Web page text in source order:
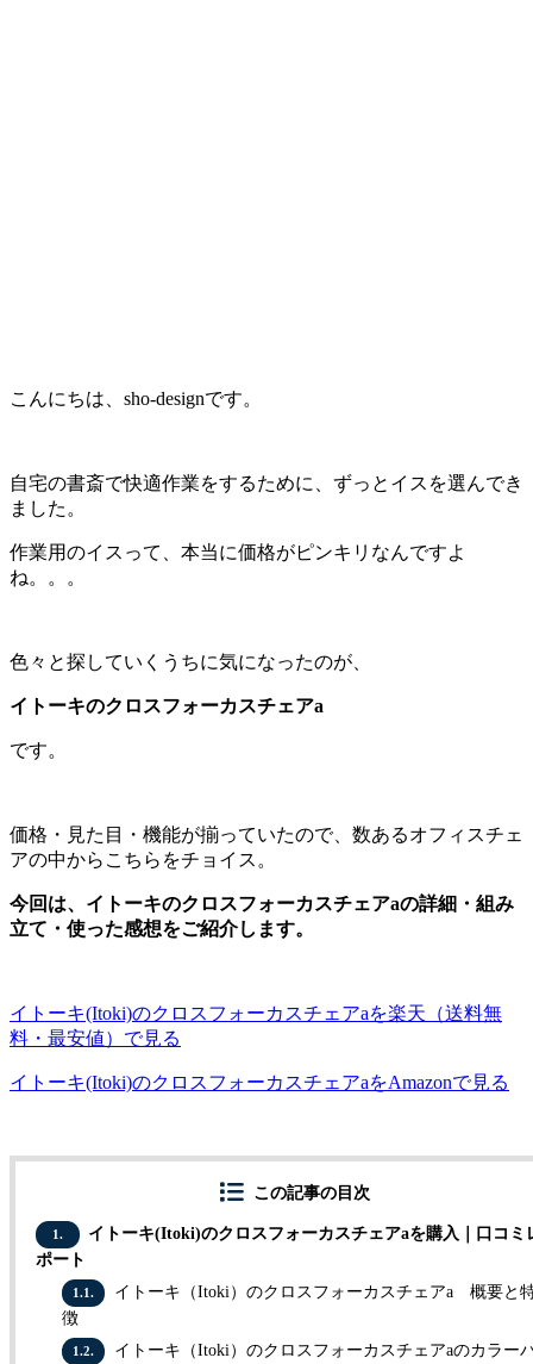
こんにちは、sho-designです。
自宅の書斎で快適作業をするために、ずっとイスを選んでき
ました。
作業用のイスって、本当に価格がピンキリなんですよ
ね。。。
色々と探していくうちに気になったのが、
イトーキのクロスフォーカスチェアa
です。
価格・見た目・機能が揃っていたので、数あるオフィスチェ
アの中からこちらをチョイス。
今回は、イトーキのクロスフォーカスチェアaの詳細・組み
立て・使った感想をご紹介します。
イトーキ(Itoki)のクロスフォーカスチェアaを楽天（送料無
料・最安値）で見る
イトーキ(Itoki)のクロスフォーカスチェアaをAmazonで見る
この記事の目次
1.
イトーキ(Itoki)のクロスフォーカスチェアaを購入｜口コミ
ポート
1.1.
イトーキ（Itoki）のクロスフォーカスチェアa 概要と
徴
1.2.
イトーキ（Itoki）のクロスフォーカスチェアaのカラー